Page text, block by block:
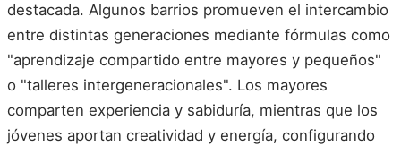
destacada. Algunos barrios promueven el intercambio
entre distintas generaciones mediante fórmulas como
"aprendizaje compartido entre mayores y pequeños"
o "talleres intergeneracionales". Los mayores
comparten experiencia y sabiduría, mientras que los
jóvenes aportan creatividad y energía, configurando